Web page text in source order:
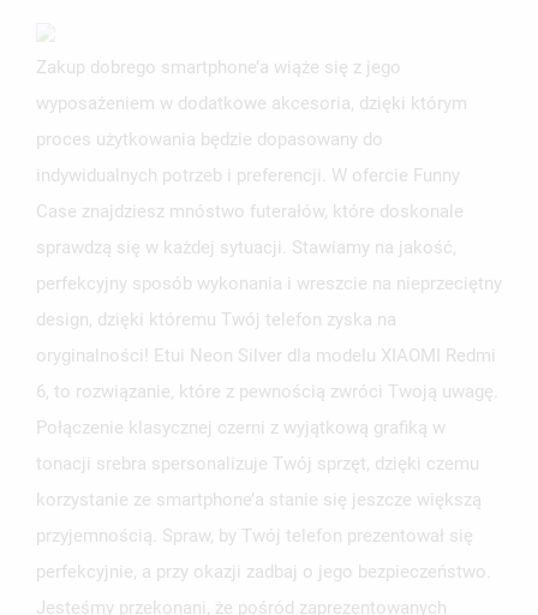
Zakup dobrego smartphone’a wiąże się z jego
wyposażeniem w dodatkowe akcesoria, dzięki którym
proces użytkowania będzie dopasowany do
indywidualnych potrzeb i preferencji. W ofercie Funny
Case znajdziesz mnóstwo futerałów, które doskonale
sprawdzą się w każdej sytuacji. Stawiamy na jakość,
perfekcyjny sposób wykonania i wreszcie na nieprzeciętny
design, dzięki któremu Twój telefon zyska na
oryginalności! Etui Neon Silver dla modelu XIAOMI Redmi
6, to rozwiązanie, które z pewnością zwróci Twoją uwagę.
Połączenie klasycznej czerni z wyjątkową grafiką w
tonacji srebra spersonalizuje Twój sprzęt, dzięki czemu
korzystanie ze smartphone’a stanie się jeszcze większą
przyjemnością. Spraw, by Twój telefon prezentował się
perfekcyjnie, a przy okazji zadbaj o jego bezpieczeństwo.
Jesteśmy przekonani, że pośród zaprezentowanych